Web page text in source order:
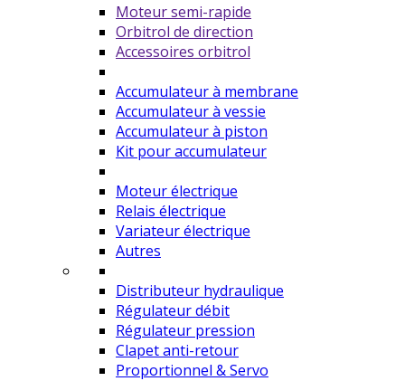
Moteur semi-rapide
Orbitrol de direction
Accessoires orbitrol
Accumulateur à membrane
Accumulateur à vessie
Accumulateur à piston
Kit pour accumulateur
Moteur électrique
Relais électrique
Variateur électrique
Autres
Distributeur hydraulique
Régulateur débit
Régulateur pression
Clapet anti-retour
Proportionnel & Servo